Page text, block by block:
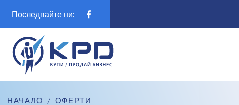
Последвайте ни:
НАЧАЛО / ОФЕРТИ